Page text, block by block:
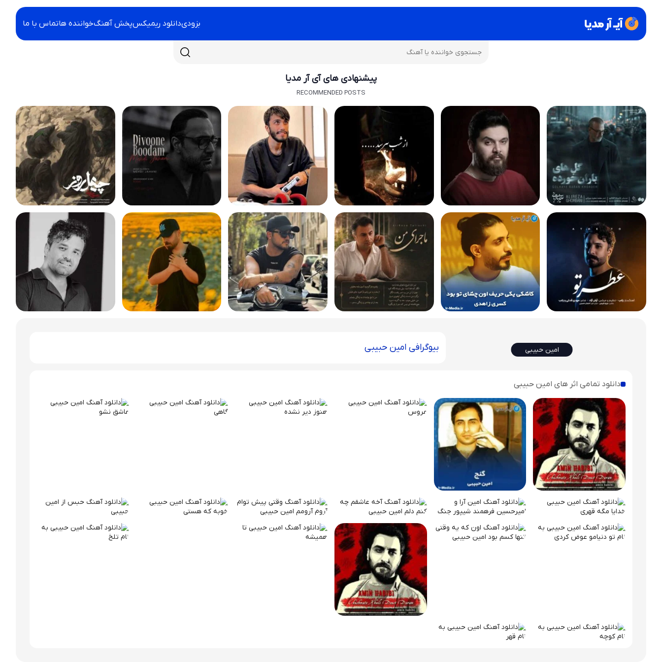
بزودیدانلود ریمیکسپخش آهنگخواننده هاتماس با ما
پیشنهادی های آی آر مدیا
RECOMMENDED POSTS
امین حبیبی بیوگرافی امین حبیبی
دانلود تمامی اثر های امین حبیبی